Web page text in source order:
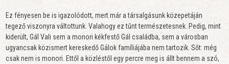
Ez fényesen be is igazolódott, mert már a társalgásunk közepetáján
tegező viszonyra váltottunk. Valahogy ez tűnt természetesnek. Pedig, mint
kiderült, Gál Vali sem a monori kékfestő Gál családba, sem a városban
ugyancsak közismert kereskedő Gálok famíliájába nem tartozik. Sőt: még
csak nem is monori. Ettől a közléstől egy percre meg is állt bennem a szó,